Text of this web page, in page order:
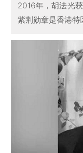
2016年，胡法光
紫荆勋章是香港